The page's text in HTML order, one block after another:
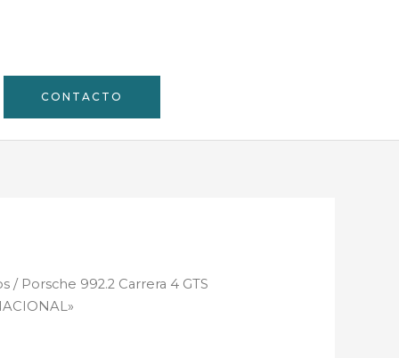
CONTACTO
/ Porsche 992.2 Carrera 4 GTS